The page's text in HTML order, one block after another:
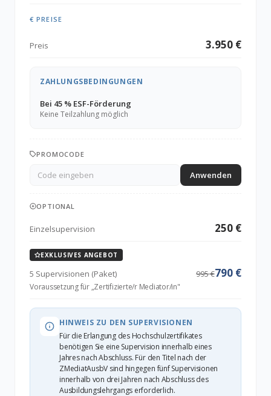
€ PREISE
Preis 3.950 €
ZAHLUNGSBEDINGUNGEN
Bei 45 % ESF-Förderung
Keine Teilzahlung möglich
PROMOCODE
Anwenden
OPTIONAL
Einzelsupervision 250 €
EXKLUSIVES ANGEBOT
5 Supervisionen (Paket) 995 €790 €
Voraussetzung für „Zertifizierte/r Mediator/in"
HINWEIS ZU DEN SUPERVISIONEN
Für die Erlangung des Hochschulzertifikates
benötigen Sie eine Supervision innerhalb eines
Jahres nach Abschluss. Für den Titel nach der
ZMediatAusbV sind hingegen fünf Supervisionen
innerhalb von drei Jahren nach Abschluss des
Ausbildungslehrgangs erforderlich.